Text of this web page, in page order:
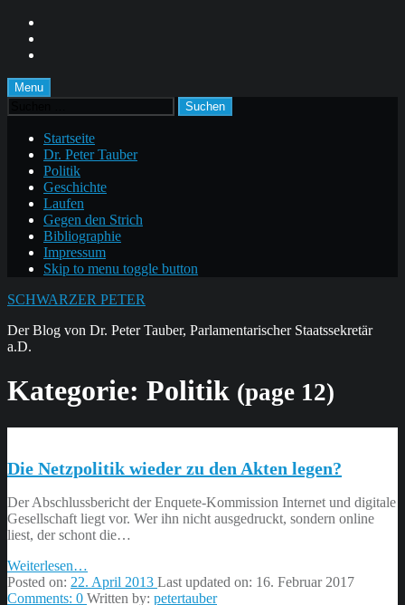
content
footer
Menu
Suchen
nach:
Startseite
Dr. Peter Tauber
Politik
Geschichte
Laufen
Gegen den Strich
Bibliographie
Impressum
Skip to menu toggle button
SCHWARZER PETER
Der Blog von Dr. Peter Tauber, Parlamentarischer Staatssekretär
a.D.
Kategorie: Politik (page 12)
Die Netzpolitik wieder zu den Akten legen?
Der Abschlussbericht der Enquete-Kommission Internet und digitale
Gesellschaft liegt vor. Wer ihn nicht ausgedruckt, sondern online
liest, der schont die…
Weiterlesen
Netzpolitik
wieder
…
Posted on: 22. April 2013 Last updated on: 16. Februar 2017
Comments: 0 Written by: petertauber